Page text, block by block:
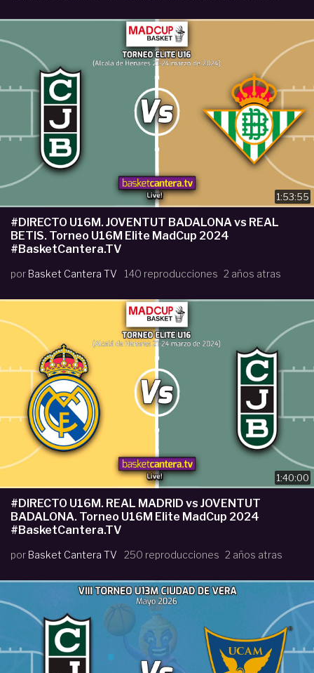
1:53:55
#DIRECTO U16M. JOVENTUT BADALONA vs REAL
BETIS. Torneo U16M Elite MadCup 2024
#BasketCantera.TV
por Basket Cantera TV 140 reproducciones 2 años atras
1:40:00
#DIRECTO U16M. REAL MADRID vs JOVENTUT
BADALONA. Torneo U16M Elite MadCup 2024
#BasketCantera.TV
por Basket Cantera TV 250 reproducciones 2 años atras